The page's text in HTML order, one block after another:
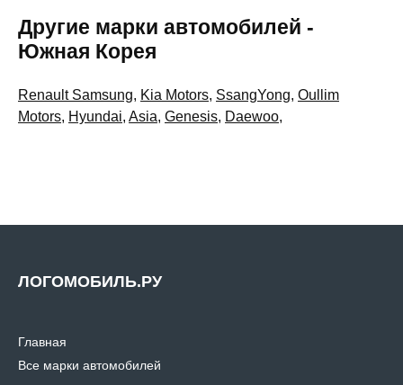
Другие марки автомобилей -
Южная Корея
Renault Samsung, Kia Motors, SsangYong, Oullim
Motors, Hyundai, Asia, Genesis, Daewoo,
ЛОГОМОБИЛЬ.РУ
Главная
Все марки автомобилей